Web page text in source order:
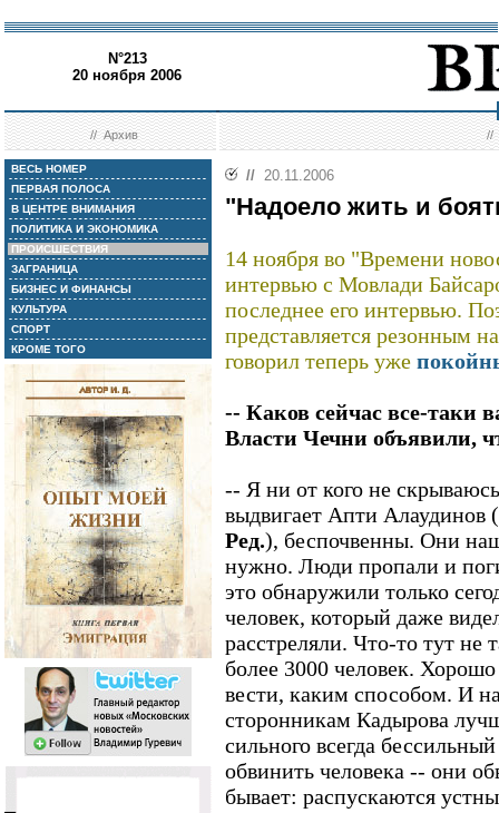
N°213
20 ноября 2006
//Архив //
ВЕСЬ НОМЕР
ПЕРВАЯ ПОЛОСА
В ЦЕНТРЕ ВНИМАНИЯ
ПОЛИТИКА И ЭКОНОМИКА
ПРОИСШЕСТВИЯ
ЗАГРАНИЦА
БИЗНЕС И ФИНАНСЫ
КУЛЬТУРА
СПОРТ
КРОМЕ ТОГО
// 20.11.2006
"Надоело жить и
14 ноября во "Времени
интервью с Мовлади
последнее его интервью.
представляется резонным
говорил теперь уже
-- Каков сейчас все-таки
Власти Чечни объявили,
-- Я ни от кого не
выдвигает Апти
Ред.), беспочвенны. Они
нужно. Люди пропали и
это обнаружили только
человек, который даже
расстреляли. Что-то тут не
более 3000 человек.
вести, каким способом. И
сторонникам Кадырова
сильного всегда
обвинить человека -- они
бывает: распускаются